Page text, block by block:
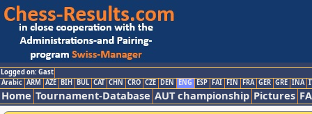
Logged on: Gast
Arabic ARM AZE BIH BUL CAT CHN CRO CZE DEN ENG ESP FAI FIN FRA GER GRE INA
Home Tournament-Database AUT championship Pictures